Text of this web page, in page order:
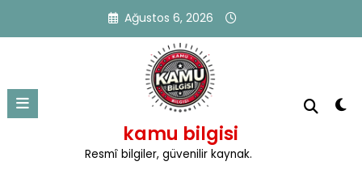
Ağustos 6, 2026
kamu bilgisi
Resmî bilgiler, güvenilir kaynak.
Etiket: gençlere devlet desteği